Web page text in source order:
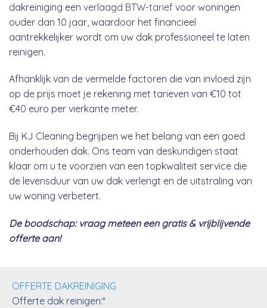
dakreiniging een verlaagd BTW-tarief voor woningen
ouder dan 10 jaar, waardoor het financieel
aantrekkelijker wordt om uw dak professioneel te laten
reinigen.
Afhanklijk van de vermelde factoren die van invloed zijn
op de prijs moet je rekening met tarieven van €10 tot
€40 euro per vierkante meter.
Bij KJ Cleaning begrijpen we het belang van een goed
onderhouden dak. Ons team van deskundigen staat
klaar om u te voorzien van een topkwaliteit service die
de levensduur van uw dak verlengt en de uitstraling van
uw woning verbetert.
De boodschap: vraag meteen een gratis & vrijblijvende
offerte aan!
OFFERTE DAKREINIGING
Offerte dak reinigen:*